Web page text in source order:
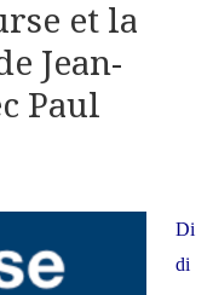
et la
Jean-
Paul
Di
di